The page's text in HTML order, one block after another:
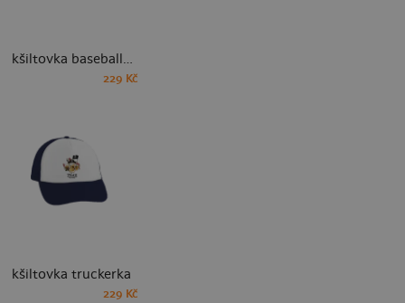
kšiltovka baseballka
229 Kč
kšiltovka truckerka
229 Kč